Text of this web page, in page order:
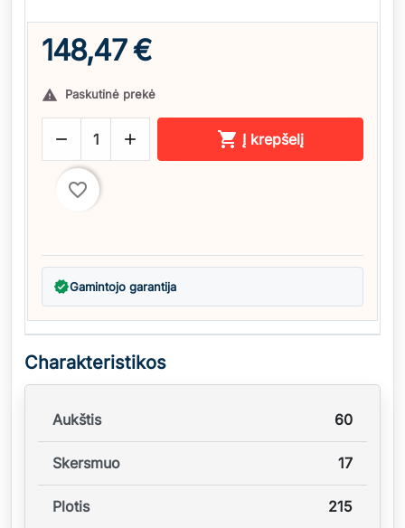
148,47 €
 Paskutinė prekė
   Į krepšelį
favorite_border
verifiedGamintojo garantija
Charakteristikos
Aukštis 60
Skersmuo 17
Plotis 215